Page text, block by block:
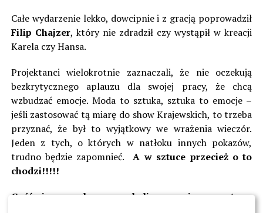
Całe wydarzenie lekko, dowcipnie i z gracją poprowadził
Filip Chajzer, który nie zdradził czy wystąpił w kreacji
Karela czy Hansa.
Projektanci wielokrotnie zaznaczali, że nie oczekują
bezkrytycznego aplauzu dla swojej pracy, że chcą
wzbudzać emocje. Moda to sztuka, sztuka to emocje –
jeśli zastosować tą miarę do show Krajewskich, to trzeba
przyznać, że był to wyjątkowy we wrażenia wieczór.
Jeden z tych, o których w natłoku innych pokazów,
trudno będzie zapomnieć.A w sztuce przecież o to
chodzi!!!!!
Gośćmi pokazu byli m.in.: Anna